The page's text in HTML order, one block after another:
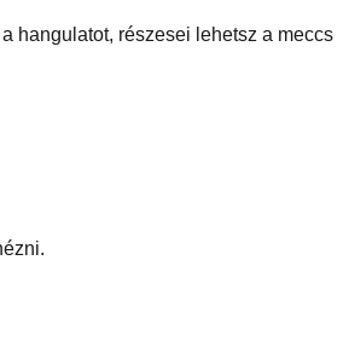
hangulatot, részesei lehetsz a meccs